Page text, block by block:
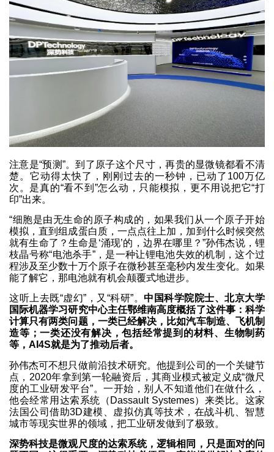
注意是“预测”。到了原子这个尺寸，再贵的显微镜都看不清
楚。它动得太快了，刚刚过去的一秒钟，已动了100万亿
次。是真的“看不到”怎么动，只能模拟，更不用说把它“打
印”出来。
“细胞是由无生命的原子构成的，如果我们从一个原子开始
模拟，直到组成蛋白质，一点点往上加，加到什么时候突然
就有生命了？生命是‘涌现’的，边界在哪里？”孙伟杰说，锂
枝晶号称“电池杀手”，是一种让锂电池失效的机制，这个过
程涉及至少数十万个原子在微秒甚至毫秒内发生变化。如果
能了解它，那电池就有机会颠覆式地进步。
这听上去既“虚幻”，又“科研”。中国科学院院士、北京大学
国际机器学习研究中心主任鄂维南高度概括了这件事：科学
计算只有两类问题，一类已经解决，比如汽车制造、飞机制
造等；一类还没有解决，包括经常提到的材料、生物制药
等，AI4S就是为了推动后者。
孙伟杰可不想只做前沿技术研究。他提到公司的一个关键节
点，2020年拿到第一轮融资后，其商业模式被定义成“微尺
度的工业研发平台”。一开始，别人不知道他们在做什么，
他会经常用达索系统（Dassault Systemes）来类比。这家
法国公司借助3D建模、虚拟仿真等技术，在战斗机、智慧
城市等现实世界的领域，把工业研发做到了极致。
深势科技是微观尺度的达索系统，逻辑相同，只是面对的问